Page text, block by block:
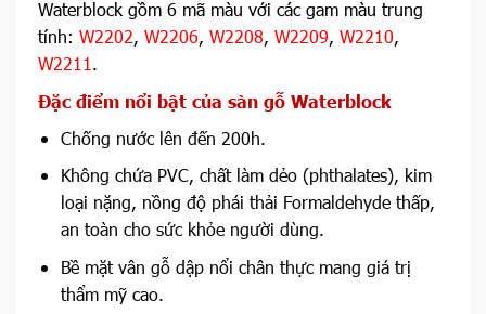
Waterblock gồm 6 mã màu với các gam màu trung
tính: W2202, W2206, W2208, W2209, W2210,
W2211.
Đặc điểm nổi bật của sàn gỗ Waterblock
Chống nước lên đến 200h.
Không chứa PVC, chất làm dẻo (phthalates), kim
loại nặng, nồng độ phái thải Formaldehyde thấp,
an toàn cho sức khỏe người dùng.
Bề mặt vân gỗ dập nổi chân thực mang giá trị
thẩm mỹ cao.